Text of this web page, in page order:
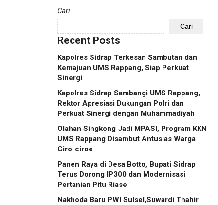
Cari
Cari
Recent Posts
Kapolres Sidrap Terkesan Sambutan dan
Kemajuan UMS Rappang, Siap Perkuat
Sinergi
Kapolres Sidrap Sambangi UMS Rappang,
Rektor Apresiasi Dukungan Polri dan
Perkuat Sinergi dengan Muhammadiyah
Olahan Singkong Jadi MPASI, Program KKN
UMS Rappang Disambut Antusias Warga
Ciro-ciroe
Panen Raya di Desa Botto, Bupati Sidrap
Terus Dorong IP300 dan Modernisasi
Pertanian Pitu Riase
Nakhoda Baru PWI Sulsel,Suwardi Thahir